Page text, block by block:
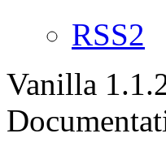
RSS2
Vanilla